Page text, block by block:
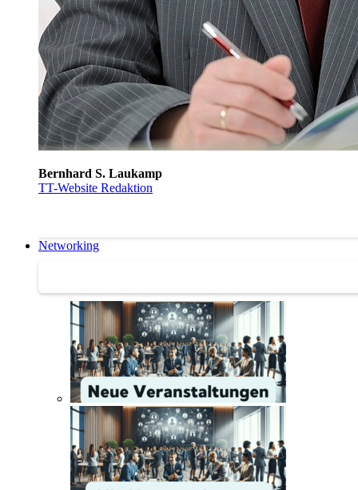
Bernhard S. Laukamp
TT-Website Redaktion
Networking